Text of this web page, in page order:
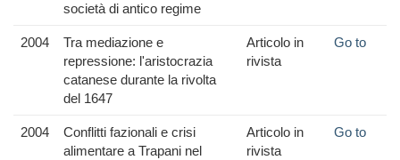
società di antico regime
2004
Tra mediazione e
repressione: l'aristocrazia
catanese durante la rivolta
del 1647
Articolo in
rivista
Go to
2004
Conflitti fazionali e crisi
alimentare a Trapani nel
Articolo in
rivista
Go to